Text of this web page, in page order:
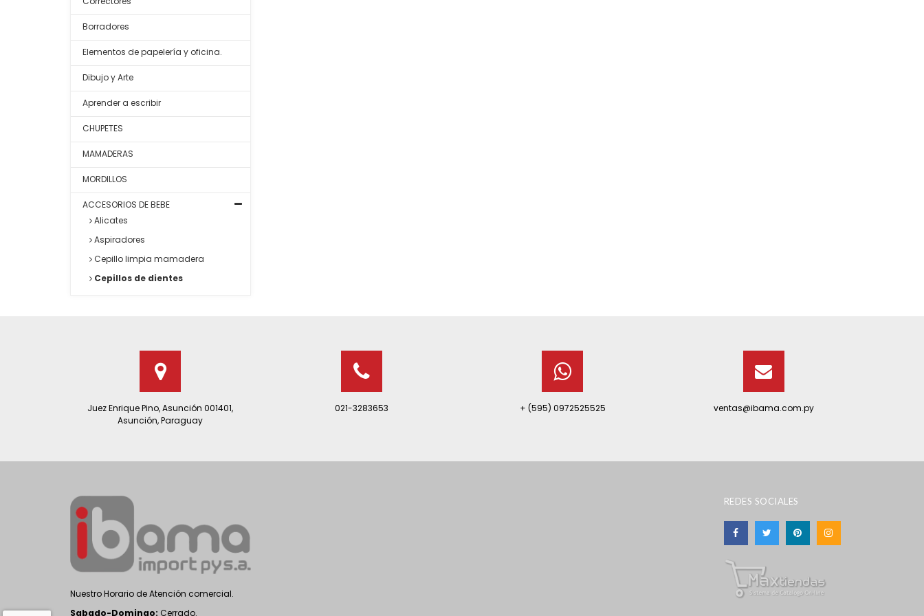
Borradores
Elementos de papelería y oficina.
Dibujo y Arte
Aprender a escribir
CHUPETES
MAMADERAS
MORDILLOS
ACCESORIOS DE BEBE
Alicates
Aspiradores
Cepillo limpia mamadera
Cepillos de dientes
Juez Enrique Pino, Asunción 001401,
Asunción, Paraguay
021-3283653 + (595) 0972525525 ventas@ibama.com.py
Nuestro Horario de Atención comercial.
Sabado-Domingo: Cerrado.
REDES SOCIALES